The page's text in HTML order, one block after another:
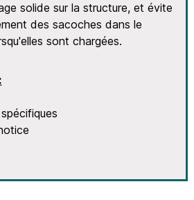
solide sur la structure, et évite
des sacoches dans le
sont chargées.